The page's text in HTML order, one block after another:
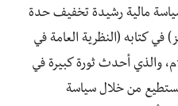
مالية رشيدة تخفيف حدة
في كتابه (النظرية العامة في
والذي أحدث ثورة كبيرة في
من خلال سياسة